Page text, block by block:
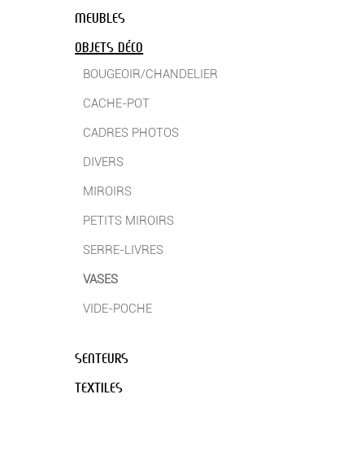
MEUBLES
OBJETS DÉCO
BOUGEOIR/CHANDELIER
CACHE-POT
CADRES PHOTOS
DIVERS
MIROIRS
PETITS MIROIRS
SERRE-LIVRES
VASES
VIDE-POCHE
SENTEURS
TEXTILES